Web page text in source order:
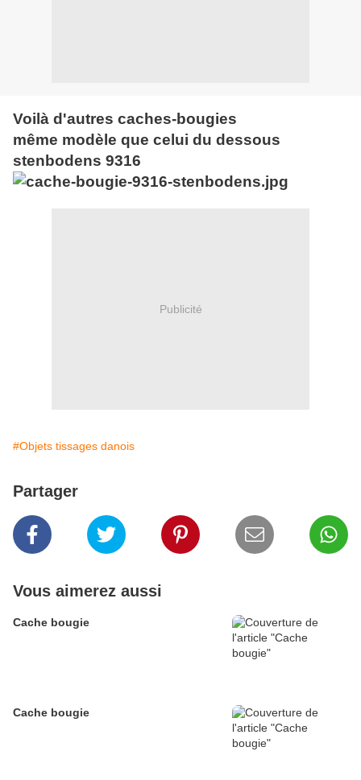
Voilà d'autres caches-bougies
même modèle que celui du dessous
stenbodens 9316
Publicité
#Objets tissages danois
Partager
Vous aimerez aussi
Cache bougie
Cache bougie